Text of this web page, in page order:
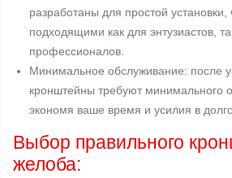
разработаны для простой установки,
подходящими как для энтузиастов,
профессионалов.
Минимальное обслуживание: после
кронштейны требуют минимального
экономя ваше время и усилия в
Выбор правильного
желоба: